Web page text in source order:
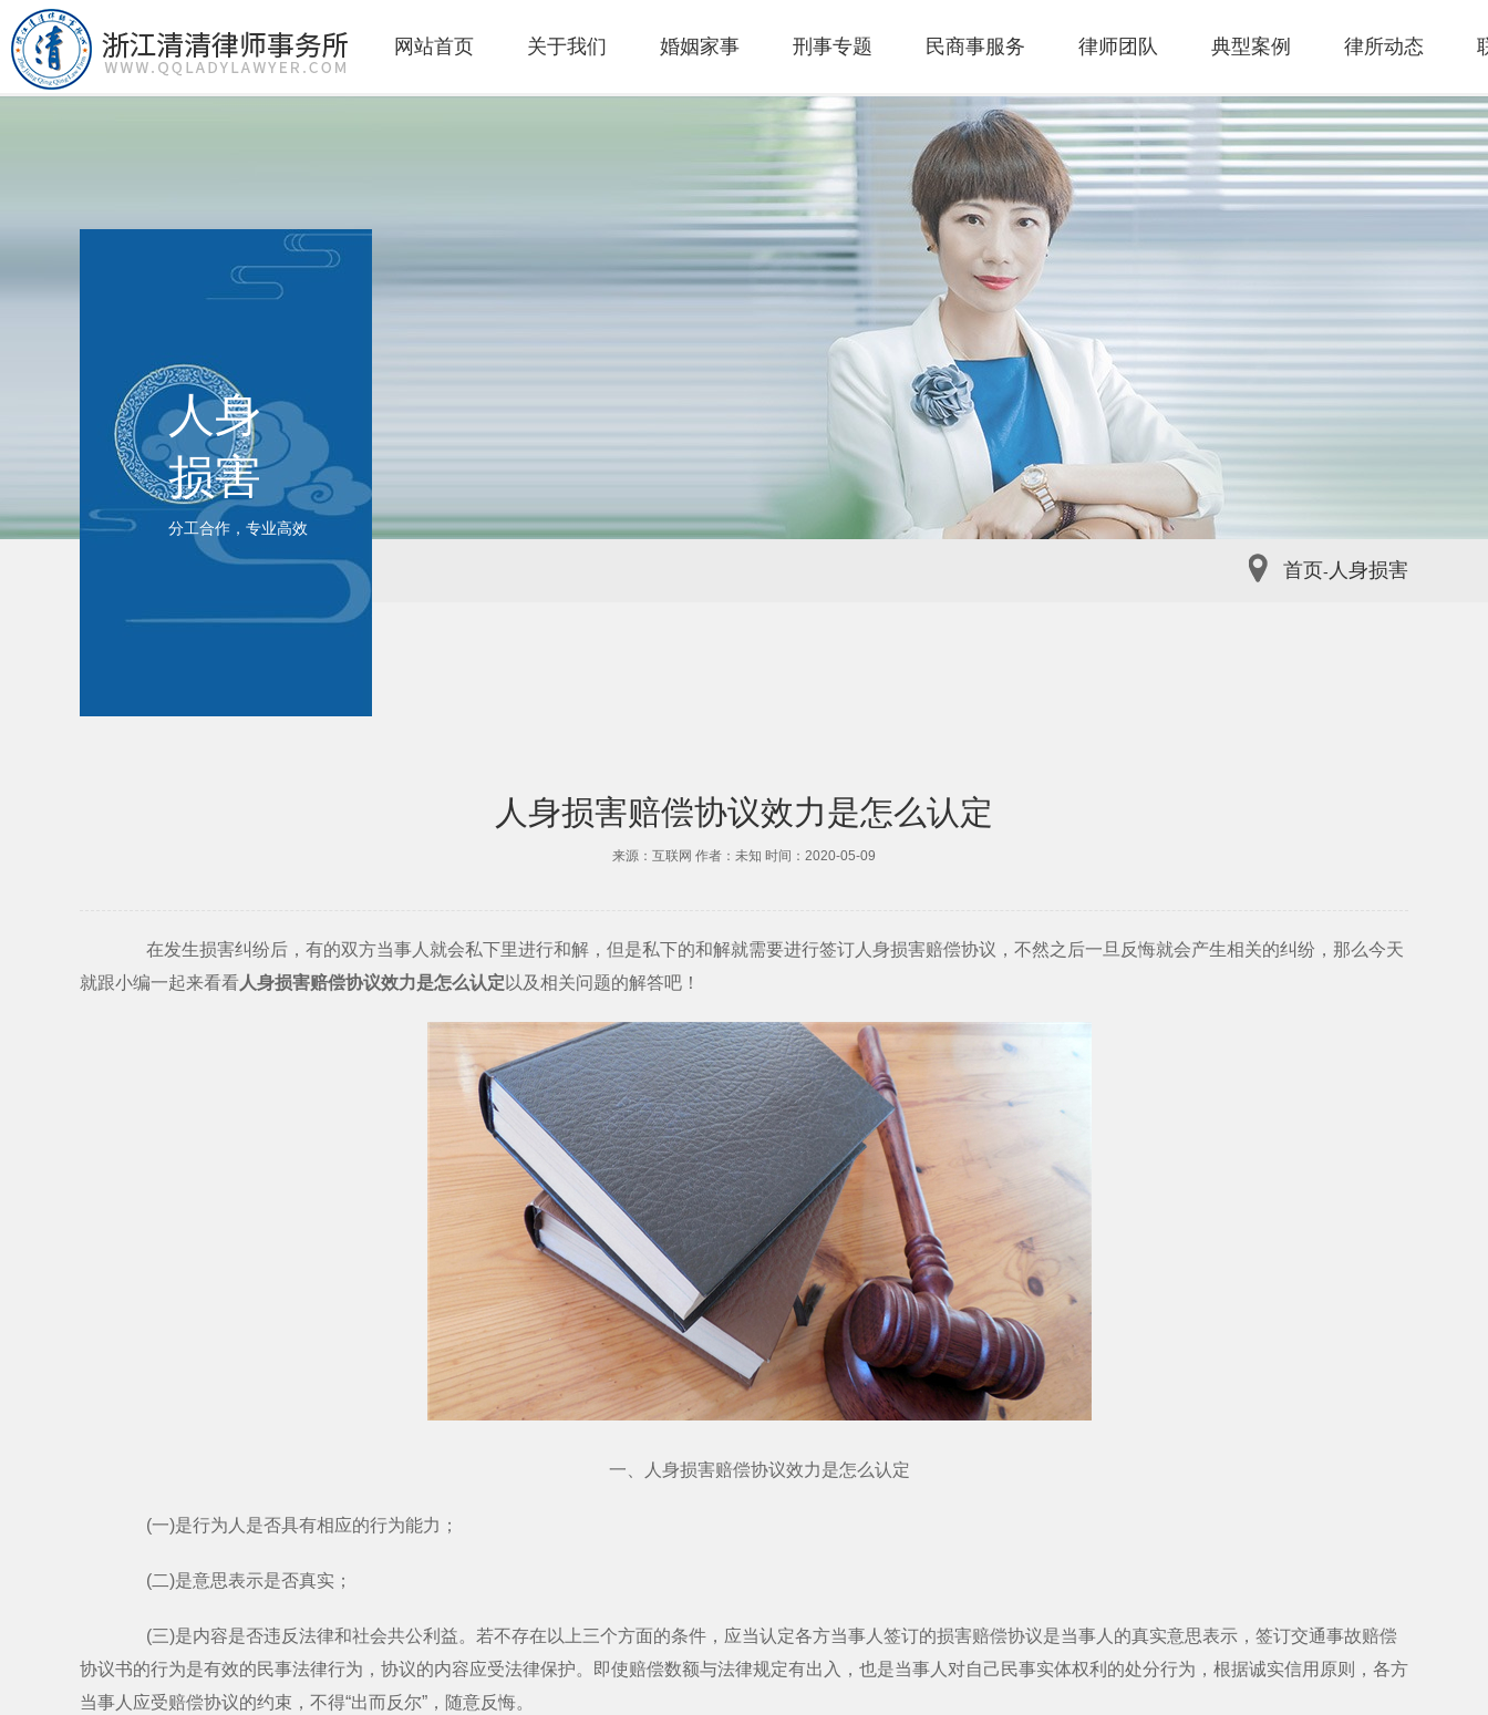
网站首页 关于我们 婚姻家事 刑事专题 民商事服务 律师团队 典型案例 律所动态
首页- 人身损害
人身
损害
分工合作，专业高效
人身损害赔偿协议效力是怎么认定
来源：互联网 作者：未知 时间：2020-05-09
在发生损害纠纷后，有的双方当事人就会私下里进行和解，但是私下的和解就需要进行签订人身损害赔偿协议，不然之后一旦反悔就会产生相关的纠纷，那么今天
就跟小编一起来看看人身损害赔偿协议效力是怎么认定 以及相关问题的解答吧！
一、人身损害赔偿协议效力是怎么认定
(一)是行为人是否具有相应的行为能力；
(二)是意思表示是否真实；
(三)是内容是否违反法律和社会共公利益。若不存在以上三个方面的条件，应当认定各方当事人签订的损害赔偿协议是当事人的真实意思表示，签订交通事故赔偿
协议书的行为是有效的民事法律行为，协议的内容应受法律保护。即使赔偿数额与法律规定有出入，也是当事人对自己民事实体权利的处分行为，根据诚实信用原则，各方
当事人应受赔偿协议的约束，不得“出而反尔”，随意反悔。